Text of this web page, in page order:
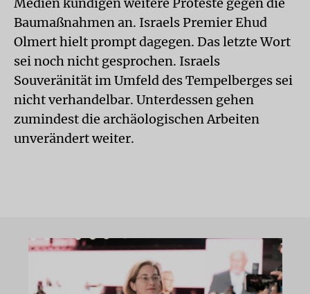
Baumaßnahmen an. Israels Premier Ehud
Olmert hielt prompt dagegen. Das letzte Wort
sei noch nicht gesprochen. Israels
Souveränität im Umfeld des Tempelberges sei
nicht verhandelbar. Unterdessen gehen
zumindest die archäologischen Arbeiten
unverändert weiter.